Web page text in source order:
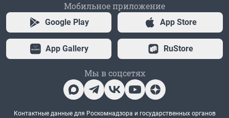
Мобильное приложение
Google Play App Store
App Gallery RuStore
Мы в соцсетях
Контактные данные для Роскомнадзора и государственных органов